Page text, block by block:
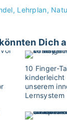
Lehrplan
Dich
10 Finger-
kinderleicht
unserem
Lernsystem